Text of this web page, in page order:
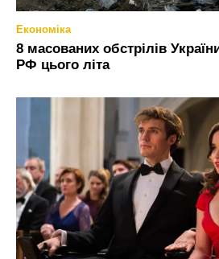
Економіка
8 масованих обстрілів
РФ цього літа